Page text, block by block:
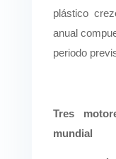
plástico
anual
periodo
Tres
mundial